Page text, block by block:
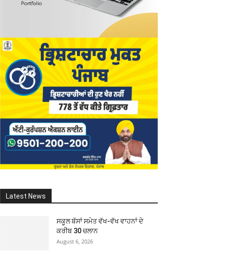
Latest News
ਸਕੂਲ ਬੱਸਾਂ ਸਮੇਤ ਵੱਖ-ਵੱਖ ਵਾਹਨਾਂ ਦੇ
ਕਰੀਬ 30 ਚਲਾਨ
August 6, 2026